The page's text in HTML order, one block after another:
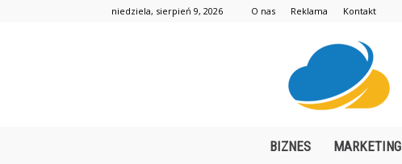
niedziela, sierpień 9, 2026 O nas Reklama Kontakt
BIZNES MARKETING